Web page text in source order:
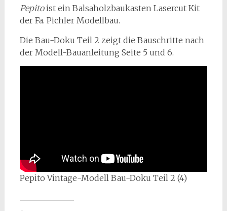
Pepitoist ein Balsaholzbaukasten Lasercut Kit
der Fa. Pichler Modellbau.
Die Bau-Doku Teil 2 zeigt die Bauschritte nach
der Modell-Bauanleitung Seite 5 und 6.
Pepito Vintage-Modell Bau-Doku Teil 2 (4)